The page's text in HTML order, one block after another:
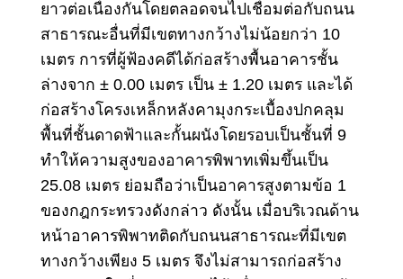
ยาวต่อเนื่องกันโดยตลอดจนไปเชื่อมต่อกับถนน
สาธารณะอื่นที่มีเขตทางกว้างไม่น้อยกว่า 10
เมตร การที่ผู้ฟ้องคดีได้ก่อสร้างพื้นอาคารชั้น
ล่างจาก ± 0.00 เมตร เป็น ± 1.20 เมตร และได้
ก่อสร้างโครงเหล็กหลังคามุงกระเบื้องปกคลุม
พื้นที่ชั้นดาดฟ้าและกั้นผนังโดยรอบเป็นชั้นที่ 9
ทำให้ความสูงของอาคารพิพาทเพิ่มขึ้นเป็น
25.08 เมตร ย่อมถือว่าเป็นอาคารสูงตามข้อ 1
ของกฎกระทรวงดังกล่าว ดังนั้น เมื่อบริเวณด้าน
หน้าอาคารพิพาทติดกับถนนสาธารณะที่มีเขต
ทางกว้างเพียง 5 เมตร จึงไม่สามารถก่อสร้าง